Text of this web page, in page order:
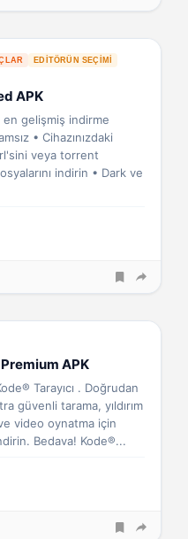
EDITÖRÜN SEÇIMI
APK
en gelişmiş indirme
• Cihazınızdaki
veya torrent
indirin • Dark ve
APK
Tarayıcı . Doğrudan
güvenli tarama, yıldırım
video oynatma için
Bedava! Kode®...